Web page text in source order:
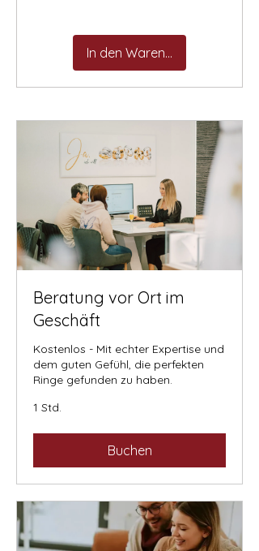
In den Warenkorb
Beratung vor Ort im
Geschäft
Kostenlos - Mit echter Expertise und
dem guten Gefühl, die perfekten
Ringe gefunden zu haben.
1 Std.
Buchen